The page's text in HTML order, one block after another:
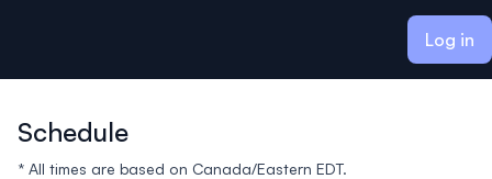
Log in
Schedule
* All times are based on Canada/Eastern EDT.